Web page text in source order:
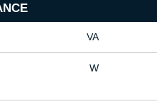
VA
W